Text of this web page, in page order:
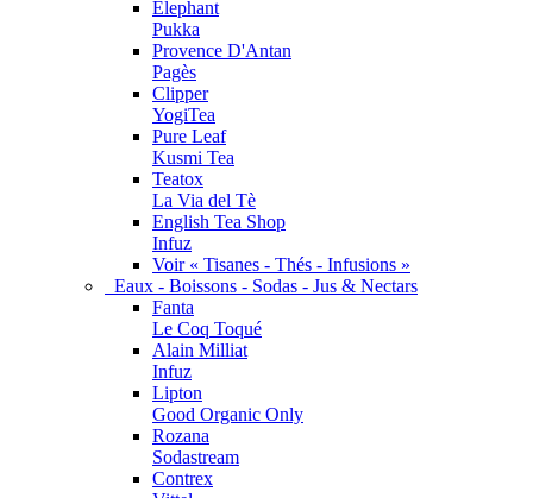
Elephant
Pukka
Provence D'Antan
Pagès
Clipper
YogiTea
Pure Leaf
Kusmi Tea
Teatox
La Via del Tè
English Tea Shop
Infuz
Voir « Tisanes - Thés - Infusions »
Eaux - Boissons - Sodas - Jus & Nectars
Fanta
Le Coq Toqué
Alain Milliat
Infuz
Lipton
Good Organic Only
Rozana
Sodastream
Contrex